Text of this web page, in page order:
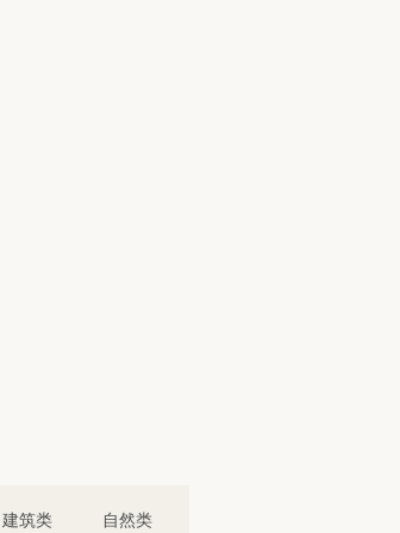
建筑类 自然类